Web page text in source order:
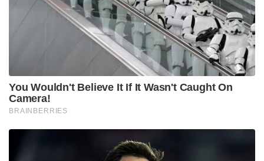
അംഗങ്ങൾ മാത്രമുള്ള രാജകുടുംബത്തിൽ ഭാവിയിൽ
സിംഹാസനത്തിലേക്ക് അവകാശിയായിട്ടുള്ളത്
ചക്രവർത്തിയുടെ അനന്തരവനായ 19 കാരൻ
ഹിസാഹിതോ രാജകുമാരൻ (Prince Hisahito)
മാത്രമാണ്. ഹിസാഹിതോയ്ക്ക് ശേഷം മറ്റ്
പുരുഷന്മാരില്ലാത്തത് രാജവംശത്തിന്റെ ഭാവി തന്നെ
ഇല്ലാതാക്കുമെന്ന ആശങ്ക ശക്തമാക്കിയിരുന്നു.
ലോകമഹായുദ്ധത്തിന് ശേഷം 1947-ൽ രാജപദവികൾ
ഉപേക്ഷിക്കേണ്ടി വന്ന 11 മുൻ രാജശാഖകളിലെ